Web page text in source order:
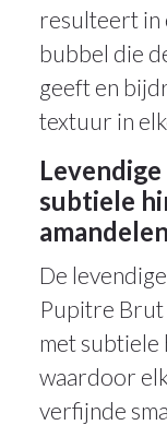
resulteert in
bubbel die
geeft en
textuur in
subtiele
amandelen
De
Pupitre Brut
met subtiele
waardoor
verfijnde